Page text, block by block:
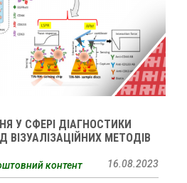
У СФЕРІ ДІАГНОСТИКИ
ВІЗУАЛІЗАЦІЙНИХ МЕТОДІВ
16.08.2023
контент